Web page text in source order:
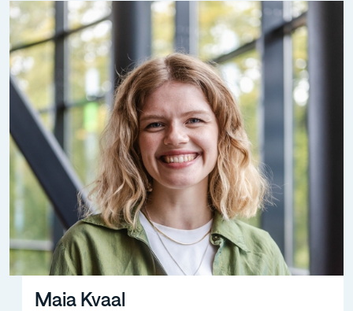
Maia Kvaal